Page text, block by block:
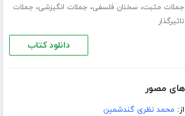
جملات مثبت، سخنان فلسفی، جملات انگیزشی، جملات
تاثیرگذار
دانلود کتاب
های مصور
از: محمد نظری گندشمین